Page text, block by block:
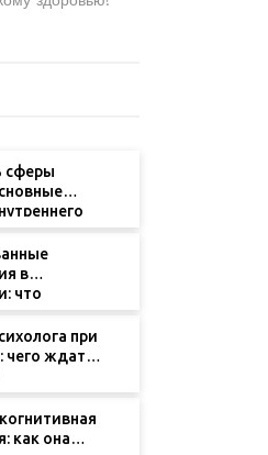
сферы
в
что
при
чего ждать
как она